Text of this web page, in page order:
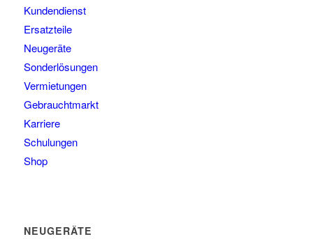
Kundendienst
Ersatzteile
Neugeräte
Sonderlösungen
Vermietungen
Gebrauchtmarkt
Karriere
Schulungen
Shop
NEUGERÄTE